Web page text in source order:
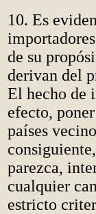
10. Es
de su
derivan del
El hecho de
efecto,
países
parezca,
cualquier
estricto